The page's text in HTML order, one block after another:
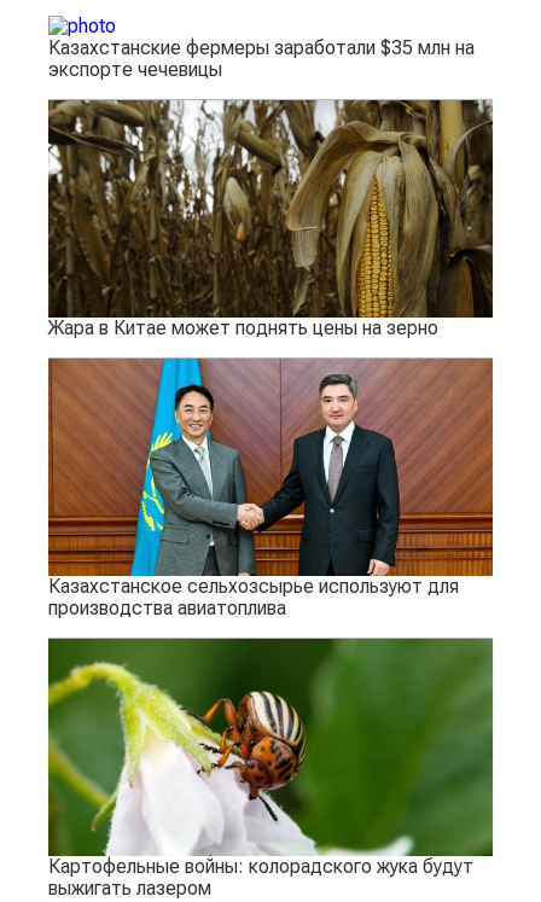
Казахстанские фермеры заработали $35 млн на
экспорте чечевицы
Жара в Китае может поднять цены на зерно
Казахстанское сельхозсырье используют для
производства авиатоплива
Картофельные войны: колорадского жука будут
выжигать лазером